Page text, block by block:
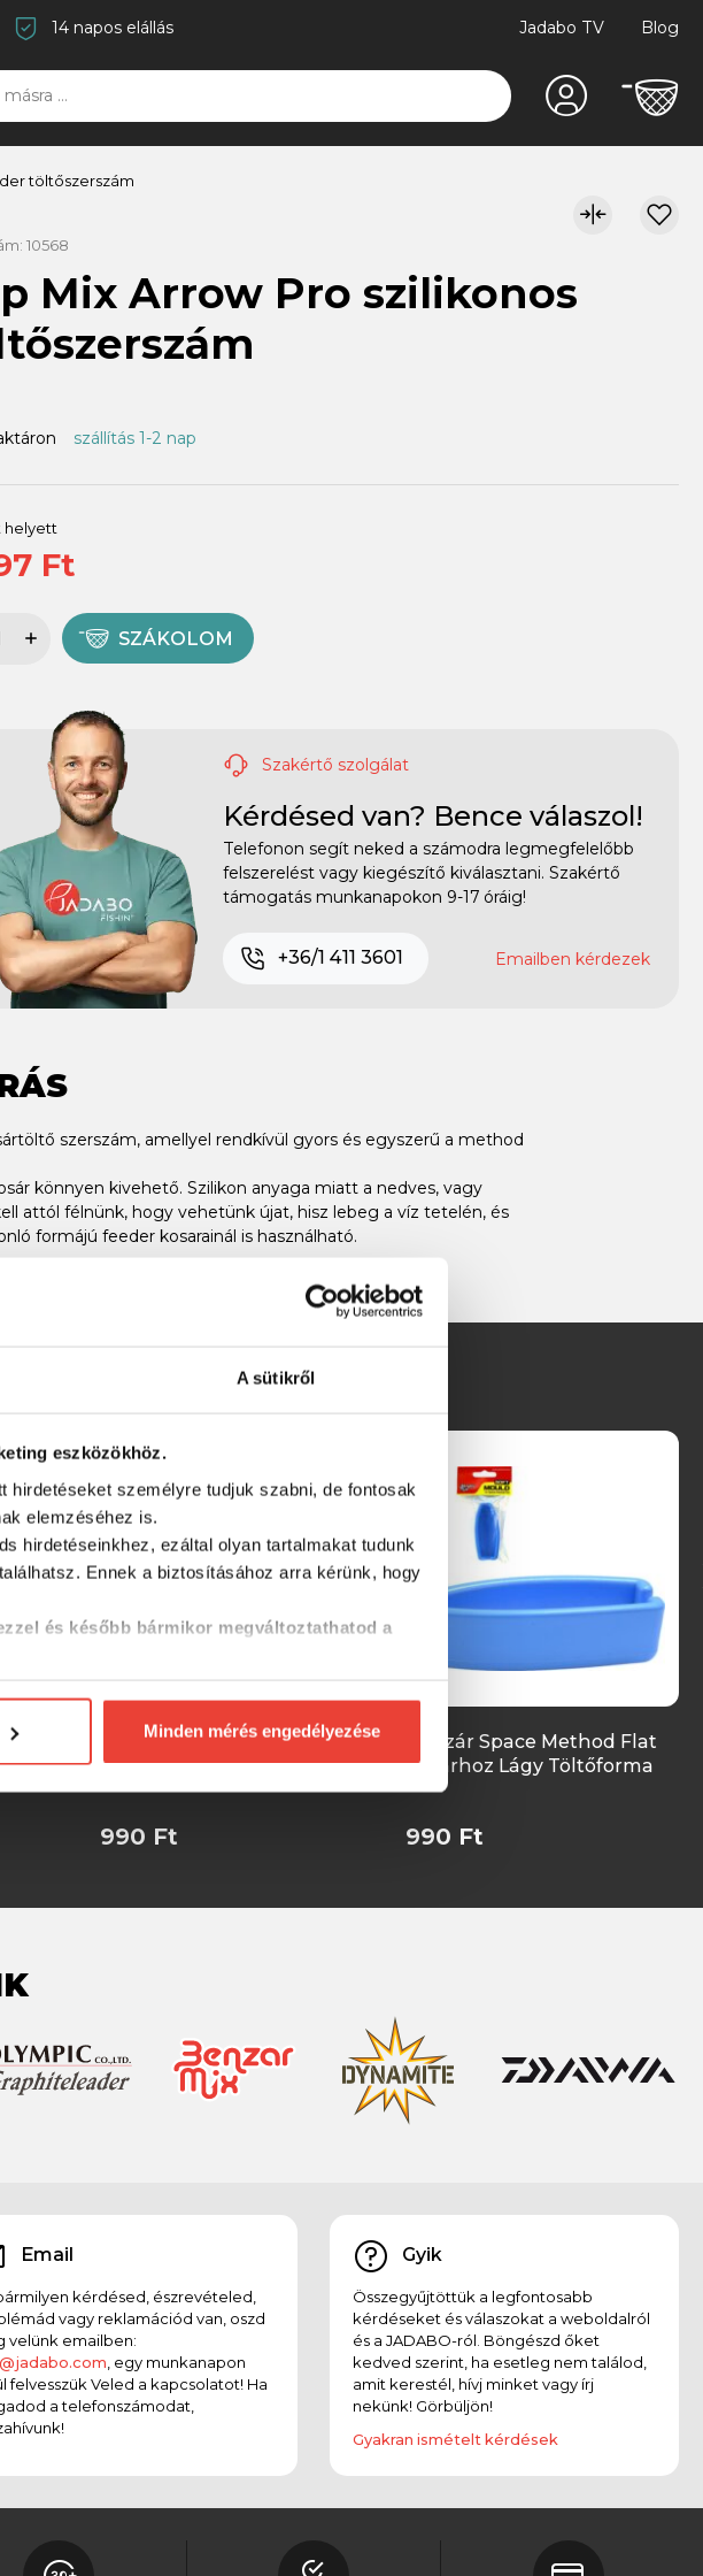
A sütikről
eszközökhöz.
hirdetéseket személyre tudjuk szabni, de fontosak
elemzéséhez is.
hirdetéseinkhez, ezáltal olyan tartalmakat tudunk
Ennek a biztosításához arra kérünk, hogy
és később bármikor megváltoztathatod a
Minden mérés engedélyezése
14 napos elállás Jadabo TV Blog
töltőszerszám
10568
Mix Arrow Pro szilikonos
szállítás 1-2 nap
helyett
Ft
SZÁKOLOM
Szakértő szolgálat
Kérdésed van? Bence válaszol!
Telefonon segít neked a számodra legmegfelelőbb
felszerelést vagy kiegészítő kiválasztani. Szakértő
támogatás munkanapokon 9-17 óráig!
+36/1 411 3601 Emailben kérdezek
szerszám, amellyel rendkívül gyors és egyszerű a method
könnyen kivehető. Szilikon anyaga miatt a nedves, vagy
attól félnünk, hogy vehetünk újat, hisz lebeg a víz tetelén, és
formájú feeder kosarainál is használható.
Carp
Carp Expert Giant Szilikon
Töltőforma
990 Ft
Benzár Space Method Flat
Kosárhoz Lágy Töltőforma
990 Ft
Email
kérdésed, észrevételed,
vagy reklamációd van, oszd
velünk emailben:
, egy munkanapon
felvesszük Veled a kapcsolatot! Ha
a telefonszámodat,
Gyik
Összegyűjtöttük a legfontosabb
kérdéseket és válaszokat a weboldalról
és a JADABO-ról. Böngészd őket
kedved szerint, ha esetleg nem találod,
amit kerestél, hívj minket vagy írj
nekünk! Görbüljön!
Gyakran ismételt kérdések